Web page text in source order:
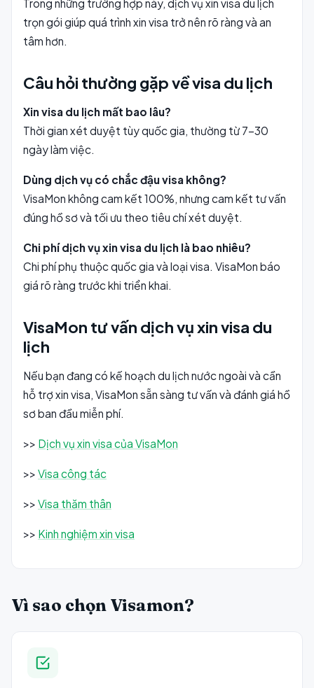
Trong những trường hợp này, dịch vụ xin visa du lịch
trọn gói giúp quá trình xin visa trở nên rõ ràng và an
tâm hơn.
Câu hỏi thường gặp về visa du lịch
Xin visa du lịch mất bao lâu?
Thời gian xét duyệt tùy quốc gia, thường từ 7–30
ngày làm việc.
Dùng dịch vụ có chắc đậu visa không?
VisaMon không cam kết 100%, nhưng cam kết tư vấn
đúng hồ sơ và tối ưu theo tiêu chí xét duyệt.
Chi phí dịch vụ xin visa du lịch là bao nhiêu?
Chi phí phụ thuộc quốc gia và loại visa. VisaMon báo
giá rõ ràng trước khi triển khai.
VisaMon tư vấn dịch vụ xin visa du
lịch
Nếu bạn đang có kế hoạch du lịch nước ngoài và cần
hỗ trợ xin visa, VisaMon sẵn sàng tư vấn và đánh giá hồ
sơ ban đầu miễn phí.
>> Dịch vụ xin visa của VisaMon
>> Visa công tác
>> Visa thăm thân
>> Kinh nghiệm xin visa
Vì sao chọn Visamon?